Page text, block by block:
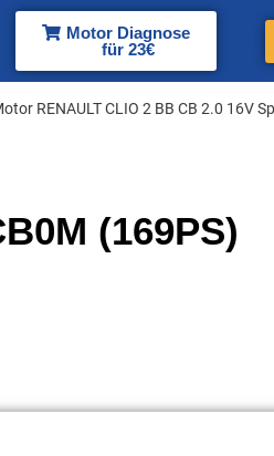
Motor Diagnose
für 23€
RENAULT CLIO 2 BB CB 2.0 16V
(169PS)